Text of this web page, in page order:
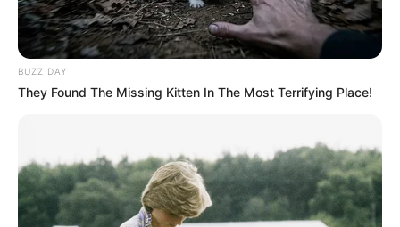
BUZZ DAY
They Found The Missing Kitten In The Most Terrifying Place!